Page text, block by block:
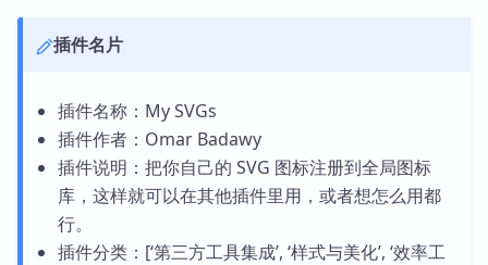
插件名片
插件名称：My SVGs
插件作者：Omar Badawy
插件说明：把你自己的 SVG 图标注册到全局图标
库，这样就可以在其他插件里用，或者想怎么用都
行。
插件分类：[‘第三方工具集成’, ‘样式与美化’, ‘效率工